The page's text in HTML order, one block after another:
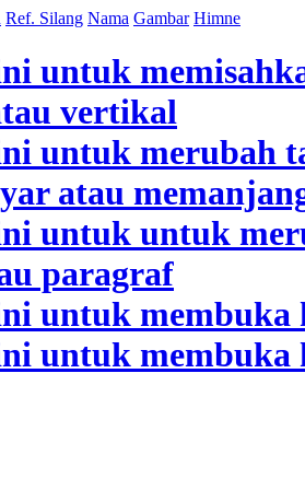
Ref. Silang Nama Gambar Himne